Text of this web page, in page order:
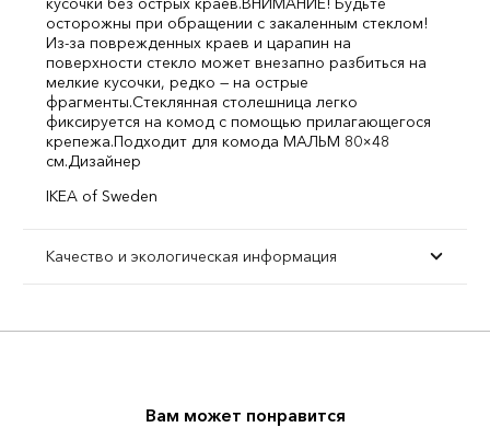
осторожны при обращении с закаленным стеклом!
Из-за поврежденных краев и царапин на
поверхности стекло может внезапно разбиться на
мелкие кусочки, редко — на острые
фрагменты.Стеклянная столешница легко
фиксируется на комод с помощью прилагающегося
крепежа.Подходит для комода МАЛЬМ 80×48
см.Дизайнер
IKEA of Sweden
Качество и экологическая информация
Вам может понравится